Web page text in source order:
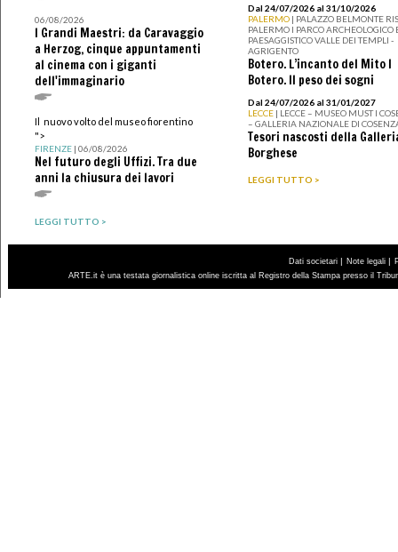
06/08/2026
I Grandi Maestri: da Caravaggio
a Herzog, cinque appuntamenti
al cinema con i giganti
dell'immaginario
Il nuovo volto del museo fiorentino
">
FIRENZE| 06/08/2026
Nel futuro degli Uffizi. Tra due
anni la chiusura dei lavori
LEGGI TUTTO >
Dal 24/07/2026 al 31/10/2026
PALERMO | PALAZZO BELMONTE
PALERMO I PARCO ARCHEOLOGICO
PAESAGGISTICO VALLE DEI TEMPLI -
AGRIGENTO
Botero. L’incanto del Mito I
Botero. Il peso dei sogni
Dal 24/07/2026 al 31/01/2027
LECCE | LECCE – MUSEO MUST I
– GALLERIA NAZIONALE DI
Tesori nascosti della
Borghese
LEGGI TUTTO >
Dati societari | Note legali |
ARTE.it è una testata giornalistica online iscritta al Registro della Stampa presso il